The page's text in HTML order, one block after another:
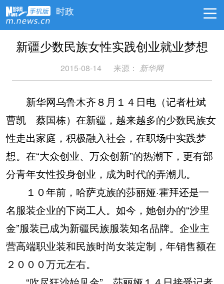
时政
新疆少数民族女性实践创业就业梦想
2015-08-14 来源： 新华网
新华网乌鲁木齐８月１４日电（记者杜斌
曹凯 蔡国栋）在新疆，越来越多的少数民族女
性走出家庭，积极融入社会，在职场中实践梦
想。在“大众创业、万众创新”的热潮下，更有部
分青年女性投身创业，成为时代的弄潮儿。
１０年前，哈萨克族的莎丽娅·霍拜还是一
名服装企业的下岗工人。如今，她创办的“沙里
金”服装已成为新疆民族服装知名品牌。企业主
营高端职业装和民族时尚女装定制，年销售额在
２０００万元左右。